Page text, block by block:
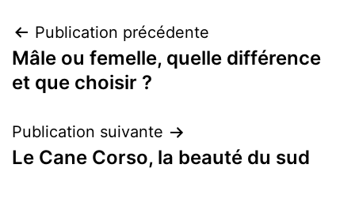
Navigation
de
l’article
Publication précédente
Mâle ou femelle, quelle différence
et que choisir ?
Publication suivante
Le Cane Corso, la beauté du sud